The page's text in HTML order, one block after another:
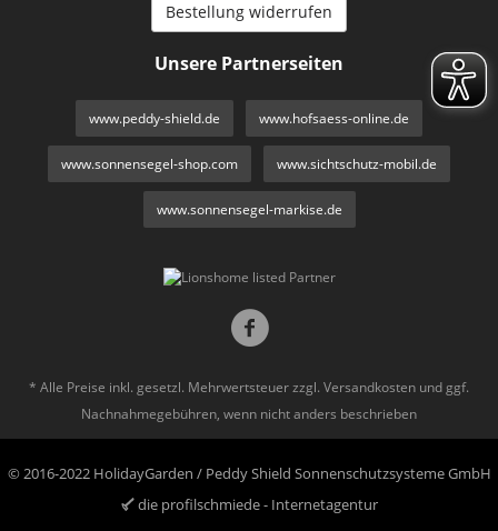
Bestellung widerrufen
Unsere Partnerseiten
www.peddy-shield.de www.hofsaess-online.de
www.sonnensegel-shop.com www.sichtschutz-mobil.de
www.sonnensegel-markise.de
* Alle Preise inkl. gesetzl. Mehrwertsteuer zzgl. Versandkosten und ggf.
Nachnahmegebühren, wenn nicht anders beschrieben
© 2016-2022 HolidayGarden / Peddy Shield Sonnenschutzsysteme GmbH
die profilschmiede - Internetagentur